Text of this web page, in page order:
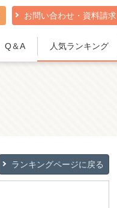
お問い合わせ・資料請求
Q＆A 人気ランキング
ランキングページに戻る